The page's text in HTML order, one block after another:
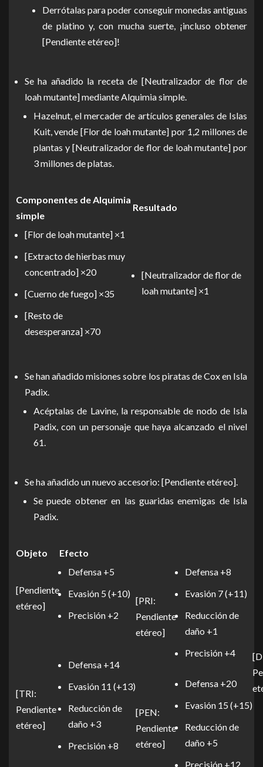
Derrótalas para poder conseguir monedas antiguas
de platino y, con mucha suerte, ¡incluso obtener
[Pendiente etéreo]!
Se ha añadido la receta de [Neutralizador de flor de
loah mutante] mediante Alquimia simple.
Hazelnut, el mercader de artículos generales de Islas
Kuit, vende [Flor de loah mutante] por 1,2 millones de
plantas y [Neutralizador de flor de loah mutante] por
3 millones de platas.
Componentes de Alquimia
simple
Resultado
[Flor de loah mutante] ×1
[Extracto de hierbas muy
concentrado] ×20
[Cuerno de fuego] ×35
[Resto de
desesperanza] ×70
[Neutralizador de flor de
loah mutante] ×1
Se han añadido misiones sobre los piratas de Cox en Isla
Padix.
Acéptalas de Lavine, la responsable de nodo de Isla
Padix, con un personaje que haya alcanzado el nivel
61.
Se ha añadido un nuevo accesorio: [Pendiente etéreo].
Se puede obtener en las guaridas enemigas de Isla
Padix.
Objeto Efecto
[Pendiente
etéreo]
Defensa +5
Evasión 5 (+10)
Precisión +2
[PRI:
Pendiente
etéreo]
Defensa +8
Evasión 7 (+11)
Reducción de
daño +1
Precisión +4
[TRI:
Pendiente
etéreo]
Defensa +14
Evasión 11 (+13)
Reducción de
daño +3
Precisión +8
[PEN:
Pendiente
etéreo]
Defensa +20
Evasión 15 (+15)
Reducción de
daño +5
Precisión +12